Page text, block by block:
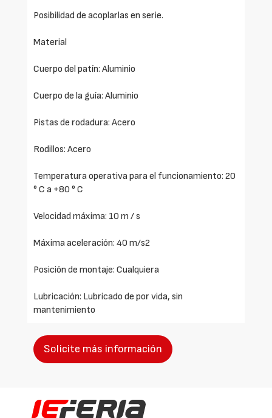
Posibilidad de acoplarlas en serie.
Material
Cuerpo del patín: Aluminio
Cuerpo de la guía: Aluminio
Pistas de rodadura: Acero
Rodillos: Acero
Temperatura operativa para el funcionamiento: 20
° C a +80 ° C
Velocidad máxima: 10 m / s
Máxima aceleración: 40 m/s2
Posición de montaje: Cualquiera
Lubricación: Lubricado de por vida, sin
mantenimiento
Solicite más información